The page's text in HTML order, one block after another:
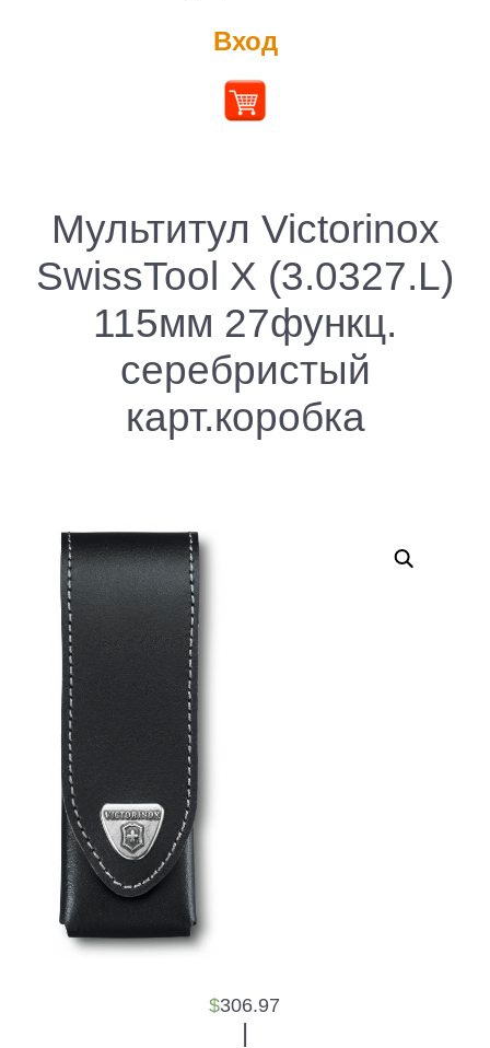
Вход
Мультитул Victorinox
SwissTool X (3.0327.L)
115мм 27функц.
серебристый
карт.коробка
$306.97
|